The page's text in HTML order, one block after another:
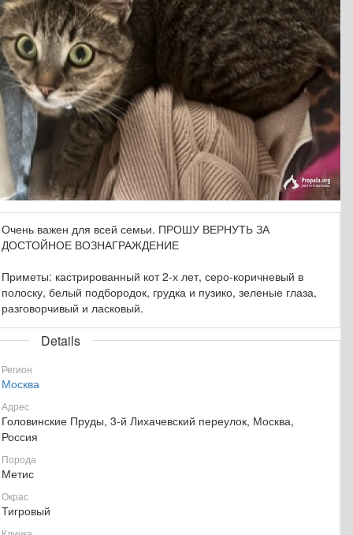
Очень важен для всей семьи. ПРОШУ ВЕРНУТЬ ЗА
ДОСТОЙНОЕ ВОЗНАГРАЖДЕНИЕ
Приметы: кастрированный кот 2-х лет, серо-коричневый в
полоску, белый подбородок, грудка и пузико, зеленые глаза,
разговорчивый и ласковый.
Details
Регион
Москва
Адрес
Головинские Пруды, 3-й Лихачевский переулок, Москва,
Россия
Порода
Метис
Окрас
Тигровый